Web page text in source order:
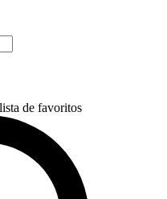
de favoritos